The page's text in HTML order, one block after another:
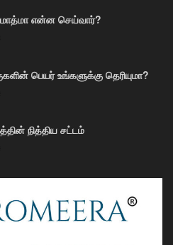
என்ன செய்வார்?
பெயர் உங்களுக்கு தெரியுமா?
நித்திய சட்டம்